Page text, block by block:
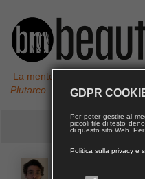
La mente non è un vaso da
Plutarco
GDPR
Per poter gestire al
piccoli file di testo
di questo sito Web.
Politica sulla privacy e